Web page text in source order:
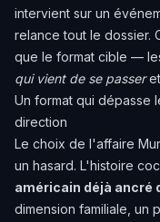
intervient sur un
relance tout le dossier.
que le format cible —
qui vient de se passeret
Un format qui dépasse
direction
Le choix de l'affaire
un hasard. L'histoire
américain déjà ancré
dimension familiale, un